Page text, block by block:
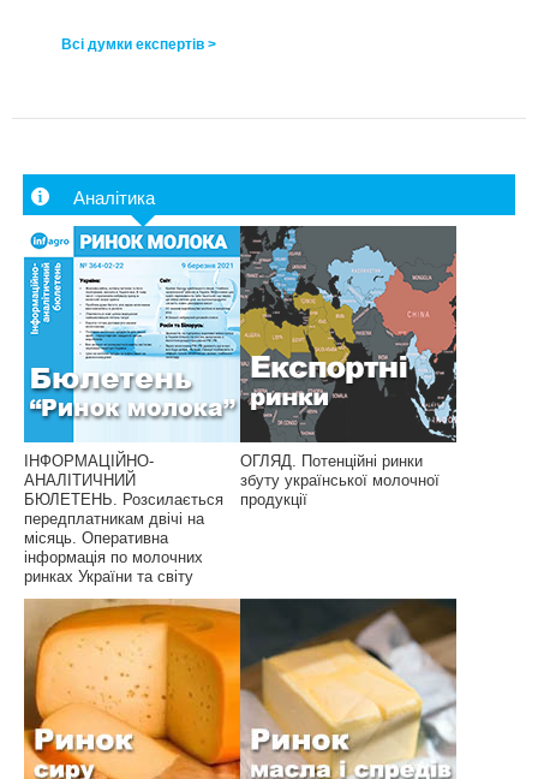
Всі думки експертів >
Аналітика
ІНФОРМАЦІЙНО-
АНАЛІТИЧНИЙ
БЮЛЕТЕНЬ. Розсилається
передплатникам двічі на
місяць. Оперативна
інформація по молочних
ринках України та світу
ОГЛЯД. Потенційні ринки
збуту української молочної
продукції